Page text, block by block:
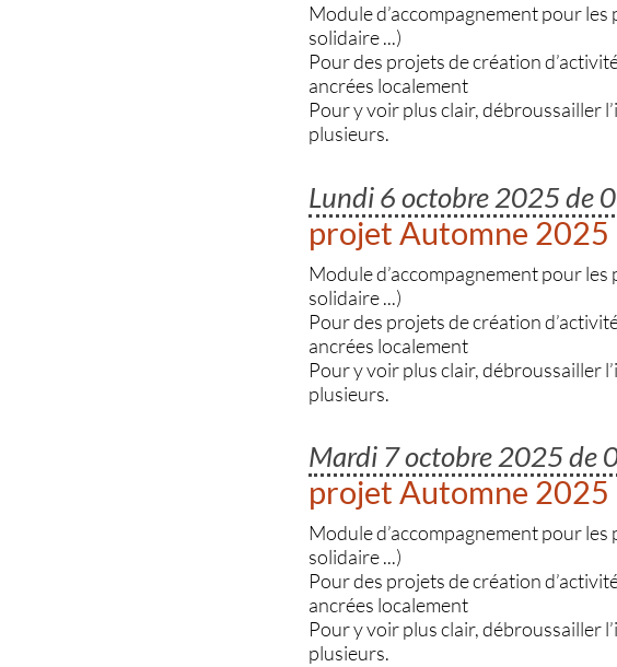
Module d’accompagnement pour
solidaire ...)
Pour des projets de création
ancrées localement
Pour y voir plus clair, débroussailler
plusieurs.
Lundi 6 octobre 2025 de
projet Automne 2025
Module d’accompagnement pour
solidaire ...)
Pour des projets de création
ancrées localement
Pour y voir plus clair, débroussailler
plusieurs.
Mardi 7 octobre 2025 de
projet Automne 2025
Module d’accompagnement pour
solidaire ...)
Pour des projets de création
ancrées localement
Pour y voir plus clair, débroussailler
plusieurs.